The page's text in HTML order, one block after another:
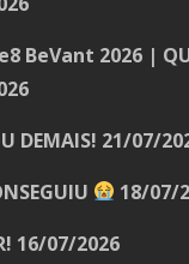
BeVant 2026 |
DEMAIS! 21/07/
18/07/
16/07/2026